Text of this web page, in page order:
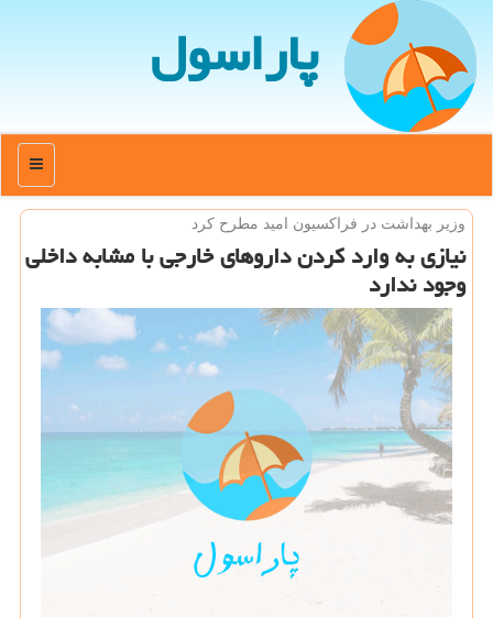
پاراسول
منو
وزیر بهداشت در فراكسیون امید مطرح كرد
نیازی به وارد كردن داروهای خارجی با مشابه داخلی
وجود ندارد